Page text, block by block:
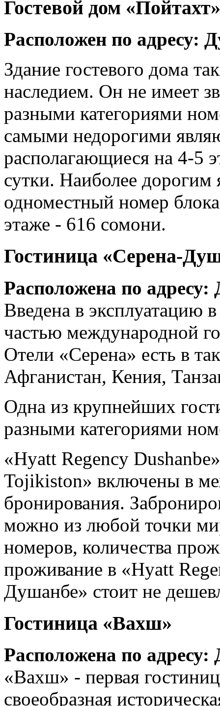
Гостевой дом «Пойтахт»
Расположен по адресу:
Здание гостевого дома
наследием. Он не имеет
разными категориями
самыми недорогими
располагающиеся на 4-5
сутки. Наиболее дорогим
одноместный номер
этаже - 616 сомони.
Гостиница «Серена-
Расположена по
Введена в эксплуатацию
частью международной
Отели «Серена» есть в
Афганистан, Кения,
Одна из крупнейших
разными категориями
«Hyatt Regency
Tojikiston» включены в
бронирования.
можно из любой точки
номеров, количества
проживание в «Hyatt
Душанбе» стоит не
Гостиница «Вахш»
Расположена по
«Вахш» - первая
своеобразная